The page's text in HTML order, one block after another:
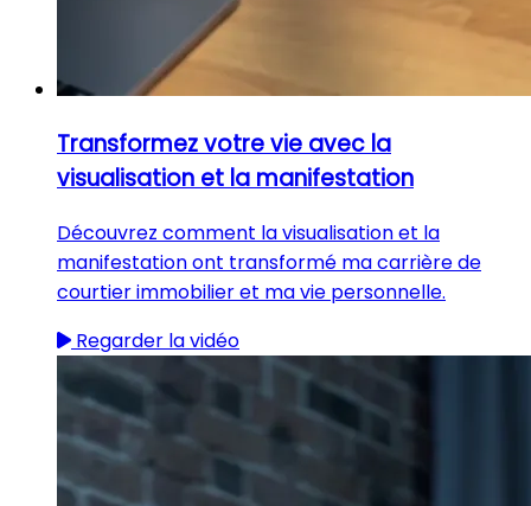
Transformez votre vie avec la
visualisation et la manifestation
Découvrez comment la visualisation et la
manifestation ont transformé ma carrière de
courtier immobilier et ma vie personnelle.
Regarder la vidéo